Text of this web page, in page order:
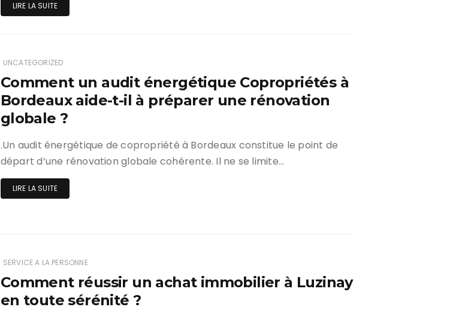
LIRE LA SUITE
UNCATEGORIZED
Comment un audit énergétique Copropriétés à
Bordeaux aide-t-il à préparer une rénovation
globale ?
.Un audit énergétique de copropriété à Bordeaux constitue le point de
départ d’une rénovation globale cohérente. Il ne se limite…
LIRE LA SUITE
SERVICE A LA PERSONNE
Comment réussir un achat immobilier à Luzinay
en toute sérénité ?